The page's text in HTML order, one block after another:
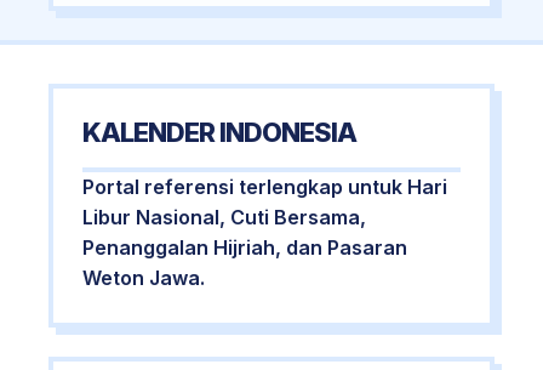
KALENDER INDONESIA
Portal referensi terlengkap untuk Hari
Libur Nasional, Cuti Bersama,
Penanggalan Hijriah, dan Pasaran
Weton Jawa.